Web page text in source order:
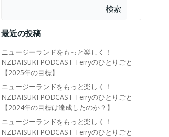
検索
最近の投稿
ニュージーランドをもっと楽しく！
NZDAISUKI PODCAST Terryのひとりごと
【2025年の目標】
ニュージーランドをもっと楽しく！
NZDAISUKI PODCAST Terryのひとりごと
【2024年の目標は達成したのか？】
ニュージーランドをもっと楽しく！
NZDAISUKI PODCAST Terryのひとりごと